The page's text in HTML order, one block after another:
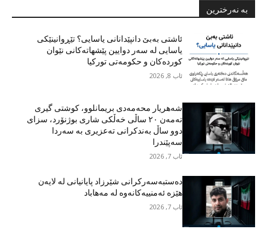
بە نەرخترین
ئاشتی بەبێ دانپێدانانی یاسایی؟ تێڕوانینێکی
یاسایی لە سەر دوایین پێشهاتەکانی نێوان
کوردەکان و حکومەتی تورکیا
ئاب 8, 2026
شەهریار محەمەدی بریمانلوو، کوشتی گیری
تەمەن ٢٠ ساڵی خەڵکی شاری بوژنۆرد، سزای
دوو ساڵ بەندکرانی تەعزیری بە سەردا
سەپێندرا
ئاب 7, 2026
دەستبەسەرکرانی شێرزاد پایانیانی لە لایەن
هێزە ئەمنییەکانەوە لە مەهاباد
ئاب 7, 2026